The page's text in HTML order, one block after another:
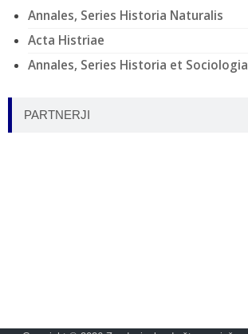
Annales, Series Historia Naturalis
Acta Histriae
Annales, Series Historia et Sociologia
PARTNERJI